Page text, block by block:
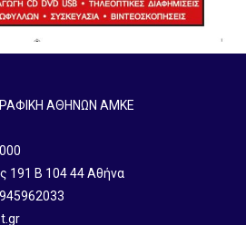
ΑΘΗΝΩΝ ΑΜΚΕ
191 B 104 44 Αθήνα